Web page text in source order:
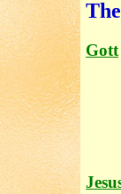
Gott